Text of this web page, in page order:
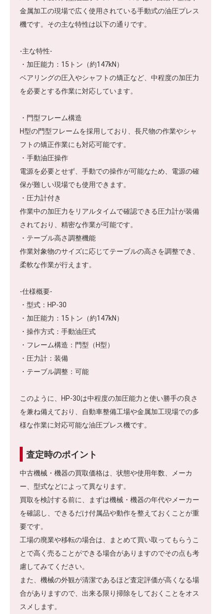
金属加工の現場で広く使用されている手動式の油圧プレス
機です。その主な特性は以下の通りです。
-主な特性-
・加圧能力：15トン（約147kN）
ベアリングの圧入やシャフトの矯正など、中程度の加圧力
を必要とする作業に対応しています。
・門型フレーム構造
H型の門型フレームを採用しており、長尺物の作業やシャ
フトの矯正作業にも対応可能です。
・手動油圧操作
電源を必要とせず、手動での操作が可能なため、電源の確
保が難しい現場でも使用できます。
・圧力計付き
作業中の加圧力をリアルタイムで確認できる圧力計が装備
されており、精密な作業が可能です。
・テーブル高さ調整機能
作業対象物のサイズに応じてテーブルの高さを調整でき、
柔軟な作業が行えます。
-仕様概要-
・型式：HP-30
・加圧能力：15トン（約147kN）
・操作方式：手動油圧式
・フレーム構造：門型（H型）
・圧力計：装備
・テーブル調整：可能
このように、HP-30は中程度の加圧能力と使い勝手の良さ
を兼ね備えており、自動車整備工場や金属加工現場での多
様な作業に対応可能な油圧プレス機です。
査定時のポイント
中古機械・機器の買取価格は、状態や使用年数、メーカ
ー、型式などによって異なります。
買取を検討する前に、まずは機械・機器の年代やメーカー
を確認し、できるだけ付属品や動作を整えておくことが重
要です。
工場の廃業や移転の場合は、まとめて買い取ってもらうこ
とで高く売ることができる場合がありますのでその点も考
慮してみてください。
また、機械の外観が清潔であるほど査定評価が高くなる場
合がありますので、出来る限り掃除をしておくことをオス
スメします。